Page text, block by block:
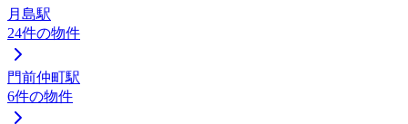
月島駅
24件の物件
門前仲町駅
6件の物件